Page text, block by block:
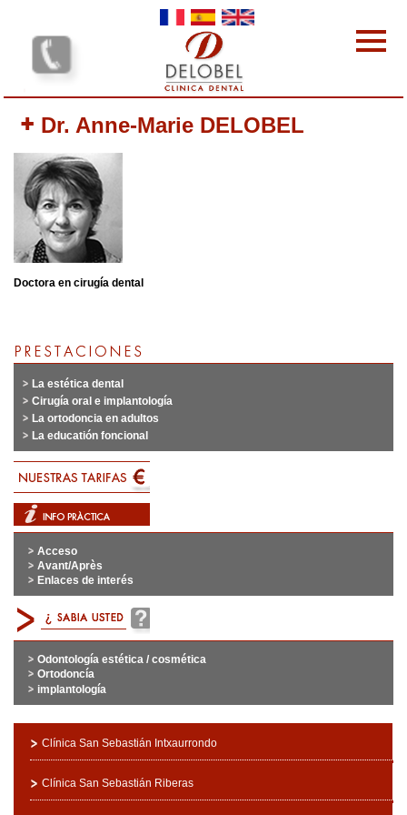
Nuestras prestaciones
El equipo
Tarifas
Por qué elegirnos
protocolo
Contacto
Su opinión
Dr. Anne-Marie DELOBEL
Doctora en cirugía dental
La estética dental
Cirugía oral e implantología
La ortodoncia en adultos
La educatión foncional
Acceso
Avant/Après
Enlaces de interés
Odontología estética / cosmética
Ortodoncía
implantología
Clínica San Sebastián Intxaurrondo
Clínica San Sebastián Riberas